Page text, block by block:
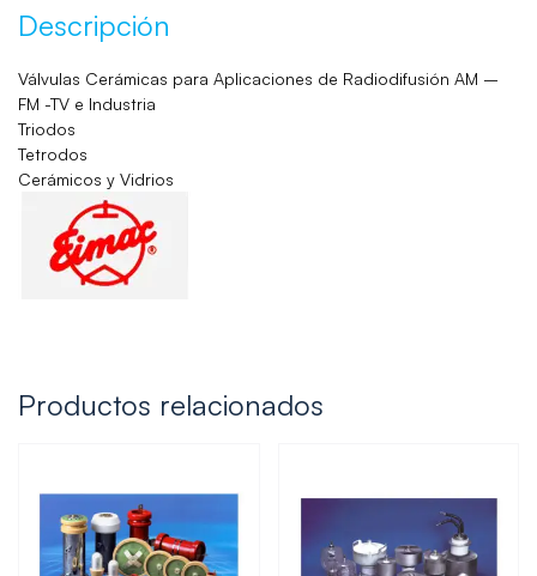
Descripción
Válvulas Cerámicas para Aplicaciones de Radiodifusión AM –
FM -TV e Industria
Triodos
Tetrodos
Cerámicos y Vidrios
Productos relacionados